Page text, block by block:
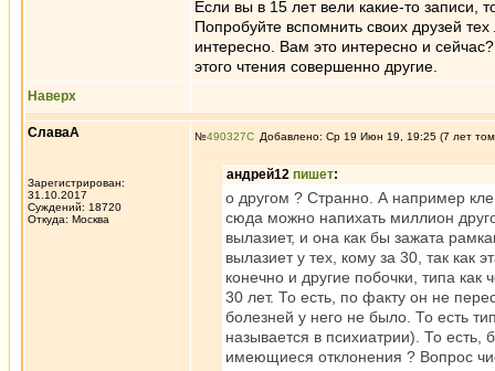
Если вы в 15 лет вели какие-то записи,
Попробуйте вспомнить своих друзей
интересно. Вам это интересно и
этого чтения совершенно другие.
Наверх
СлаваА
Зарегистрирован:
31.10.2017
Суждений: 18720
Откуда: Москва
№490327 Добавлено: Ср 19 Июн 19, 19:25 (7 лет
андрей12 пишет:
о другом ? Странно. А например
сюда можно напихать миллион
вылазиет, и она как бы зажата
вылазиет у тех, кому за 30, так как
конечно и другие побочки, типа как
30 лет. То есть, по факту он не
болезней у него не было. То есть
называется в психиатрии). То есть,
имеющиеся отклонения ? Вопрос